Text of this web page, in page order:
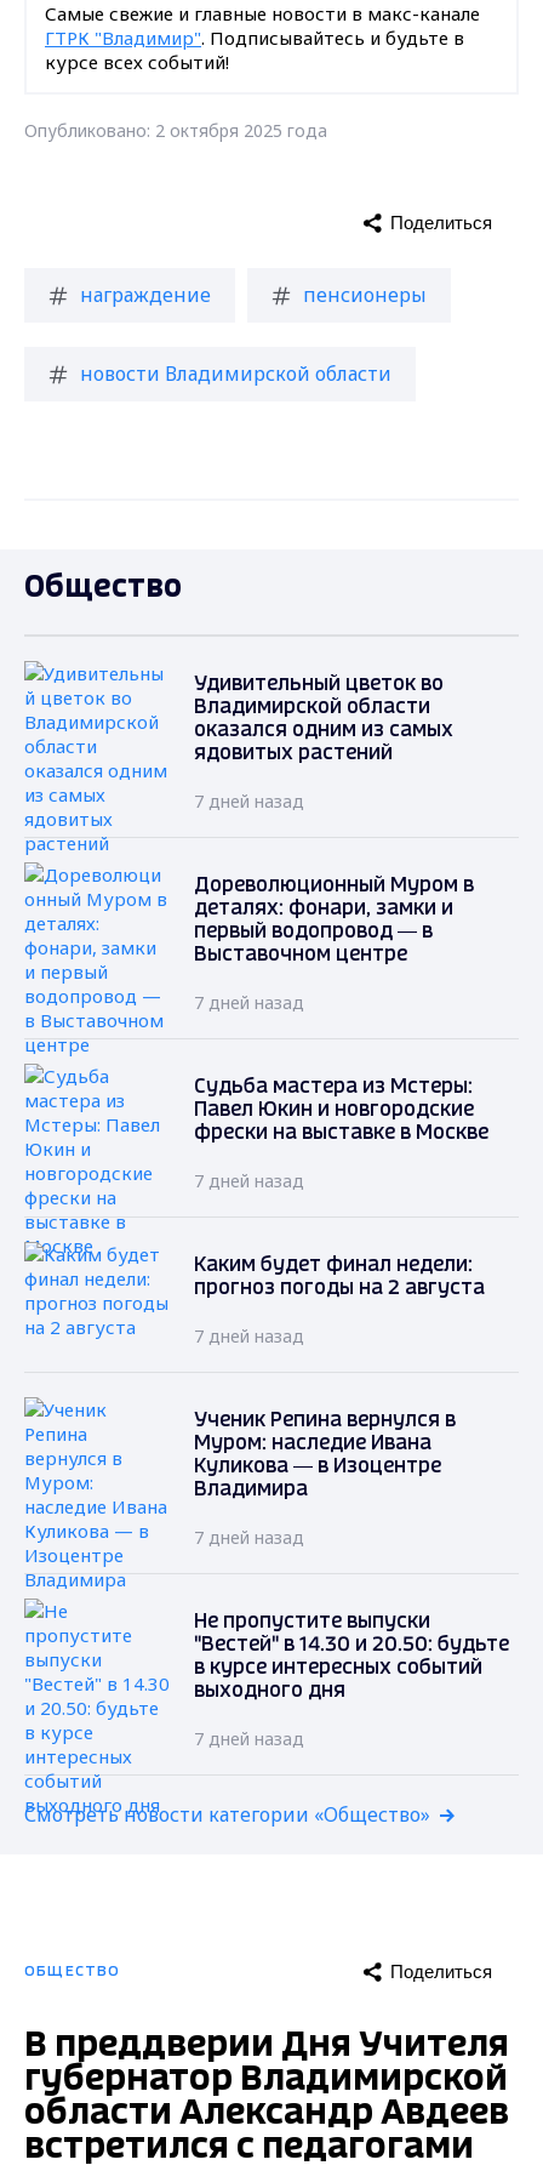
Самые свежие и главные новости в макс-канале
ГТРК "Владимир". Подписывайтесь и будьте в
курсе всех событий!
Опубликовано: 2 октября 2025 года
награждение пенсионеры
новости Владимирской области
Поделиться
Общество
Удивительный цветок во
Владимирской области
оказался одним из самых
ядовитых растений
7 дней назад
Дореволюционный Муром в
деталях: фонари, замки и
первый водопровод — в
Выставочном центре
7 дней назад
Судьба мастера из Мстеры:
Павел Юкин и новгородские
фрески на выставке в Москве
7 дней назад
Каким будет финал недели:
прогноз погоды на 2 августа
7 дней назад
Ученик Репина вернулся в
Муром: наследие Ивана
Куликова — в Изоцентре
Владимира
7 дней назад
Не пропустите выпуски
"Вестей" в 14.30 и 20.50: будьте
в курсе интересных событий
выходного дня
7 дней назад
Смотреть новости категории «Общество»
ОБЩЕСТВО Поделиться
В преддверии Дня Учителя
губернатор Владимирской
области Александр Авдеев
встретился с педагогами